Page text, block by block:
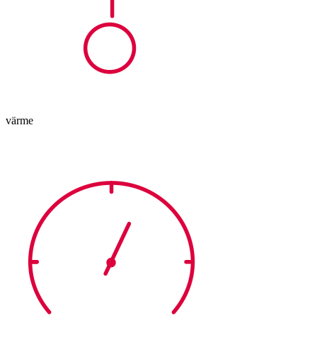
värme